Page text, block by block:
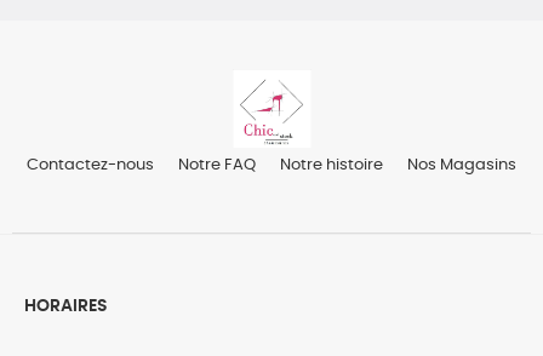
Contactez-nous Notre FAQ Notre histoire Nos Magasins
HORAIRES